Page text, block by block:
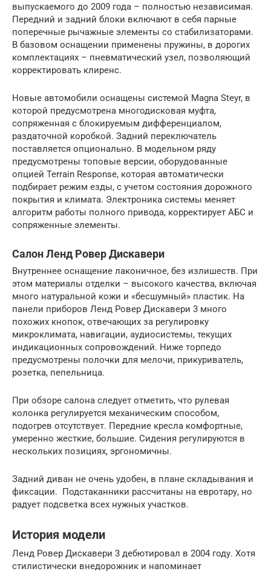
выпускаемого до 2009 года – полностью независимая.
Передний и задний блоки включают в себя парные
поперечные рычажные элементы со стабилизаторами.
В базовом оснащении применены пружины, в дорогих
комплектациях – пневматический узел, позволяющий
корректировать клиренс.
Новые автомобили оснащены системой Magna Steyr, в
которой предусмотрена многодисковая муфта,
сопряженная с блокируемым дифференциалом,
раздаточной коробкой. Задний переключатель
поставляется опционально. В модельном ряду
предусмотрены топовые версии, оборудованные
опцией Terrain Response, которая автоматически
подбирает режим езды, с учетом состояния дорожного
покрытия и климата. Электроника системы меняет
алгоритм работы полного привода, корректирует АБС и
сопряженные элементы.
Салон Ленд Ровер Дискавери
Внутреннее оснащение лаконичное, без излишеств. При
этом материалы отделки – высокого качества, включая
много натуральной кожи и «бесшумный» пластик. На
панели приборов Ленд Ровер Дискавери 3 много
похожих кнопок, отвечающих за регулировку
микроклимата, навигации, аудиосистемы, текущих
индикационных сопровождений. Ниже торпедо
предусмотрены полочки для мелочи, прикуриватель,
розетка, пепельница.
При обзоре салона следует отметить, что рулевая
колонка регулируется механическим способом,
подогрев отсутствует. Передние кресла комфортные,
умеренно жесткие, большие. Сидения регулируются в
нескольких позициях, эргономичны.
Задний диван не очень удобен, в плане складывания и
фиксации. Подстаканники рассчитаны на евротару, но
радует подсветка всех нужных участков.
История модели
Ленд Ровер Дискавери 3 дебютировал в 2004 году. Хотя
стилистически внедорожник и напоминает